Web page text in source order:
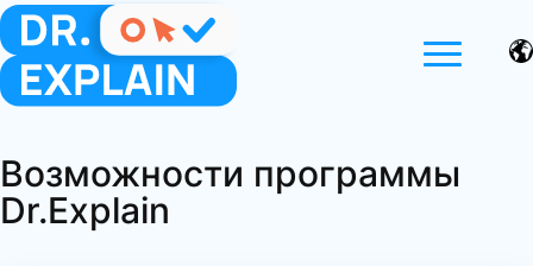
Возможности программы
Dr.Explain